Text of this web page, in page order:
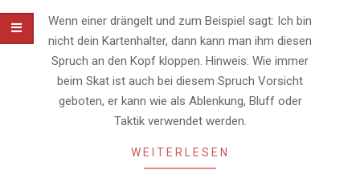
Wenn einer drängelt und zum Beispiel sagt: Ich bin
nicht dein Kartenhalter, dann kann man ihm diesen
Spruch an den Kopf kloppen. Hinweis: Wie immer
beim Skat ist auch bei diesem Spruch Vorsicht
geboten, er kann wie als Ablenkung, Bluff oder
Taktik verwendet werden.
WEITERLESEN